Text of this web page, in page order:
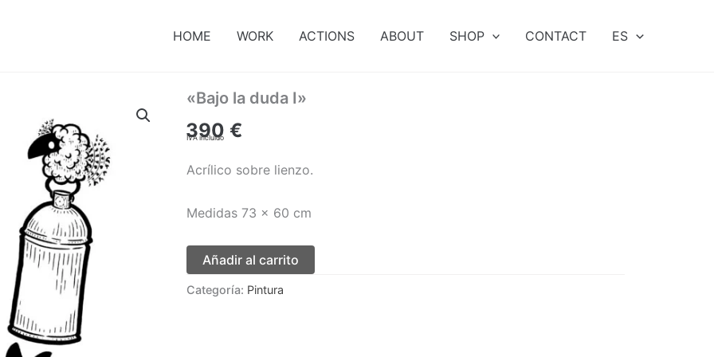
HOME WORK ACTIONS ABOUT SHOP CONTACT ES
«Bajo la duda I»
390 €
IVA incluido
Acrílico sobre lienzo.
Medidas 73 x 60 cm
Añadir al carrito
Categoría: Pintura